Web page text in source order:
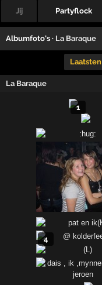
Jij Partyflock
Albumfoto's · La Baraque
Laatsten
La Baraque
1
4